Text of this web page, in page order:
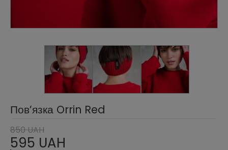
Повʼязка Orrin Red
595 UAH
850 UAH